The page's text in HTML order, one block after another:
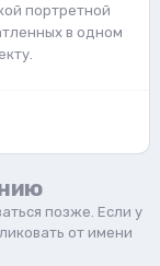
портретной
в одном
позже. Если у
от имени